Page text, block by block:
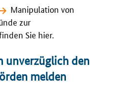
Manipulation von
zur
Sie hier.
unverzüglich den
melden